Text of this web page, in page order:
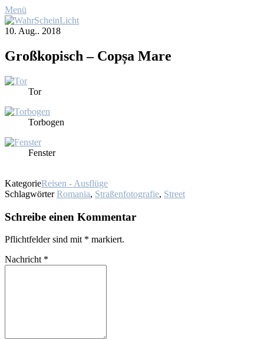
Menü
10. Aug.. 2018
Großko­pisch – Copșa Ma­re
Tor
Tor­bo­gen
Fens­ter
KategorieReisen - Ausflüge
Schlagwörter Romania, Straßenfotografie, Street
Schreibe einen Kommentar
Pflichtfelder sind mit * markiert.
Nachricht *